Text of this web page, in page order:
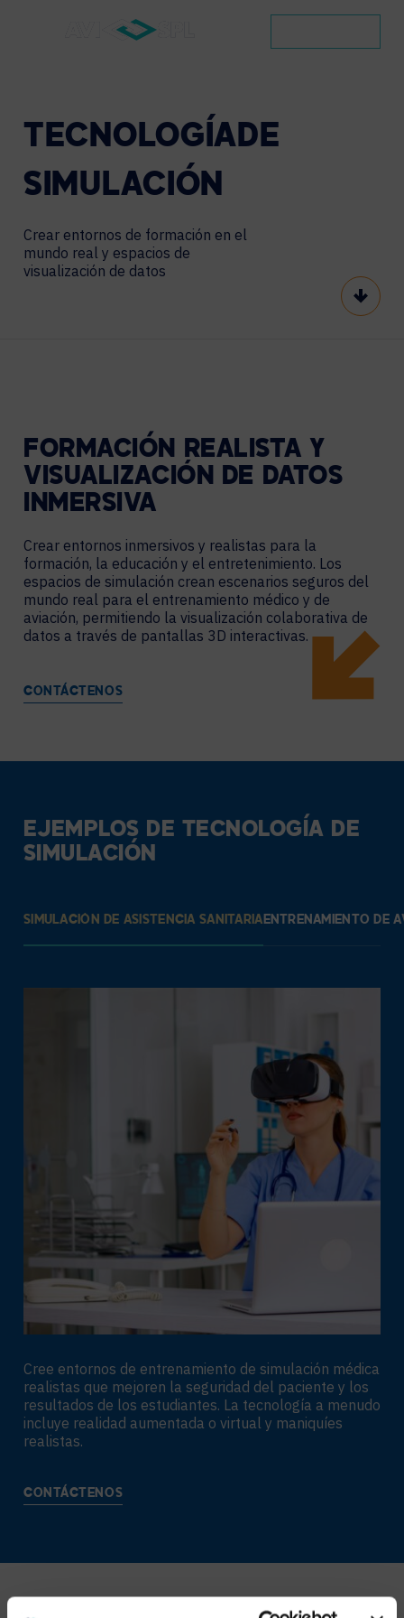
TECNOLOGÍADE
SIMULACIÓN
Crear entornos de formación en el
mundo real y espacios de
visualización de datos
Scroll
FORMACIÓN REALISTA Y
VISUALIZACIÓN DE DATOS
INMERSIVA
Crear entornos inmersivos y realistas para la
formación, la educación y el entretenimiento. Los
espacios de simulación crean escenarios seguros del
mundo real para el entrenamiento médico y de
aviación, permitiendo la visualización colaborativa de
datos a través de pantallas 3D interactivas.
CONTÁCTENOS
EJEMPLOS DE TECNOLOGÍA DE
SIMULACIÓN
SIMULACIÓN DE ASISTENCIA SANITARIAENTRENAMIENTO DE
Cree entornos de entrenamiento de simulación médica
realistas que mejoren la seguridad del paciente y los
resultados de los estudiantes. La tecnología a menudo
incluye realidad aumentada o virtual y maniquíes
realistas.
CONTÁCTENOS